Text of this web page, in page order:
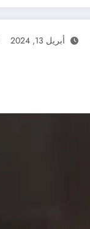
أبريل 13, 2024